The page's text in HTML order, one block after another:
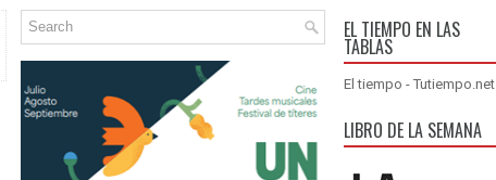
EL TIEMPO EN LAS
TABLAS
El tiempo - Tutiempo.net
LIBRO DE LA SEMANA